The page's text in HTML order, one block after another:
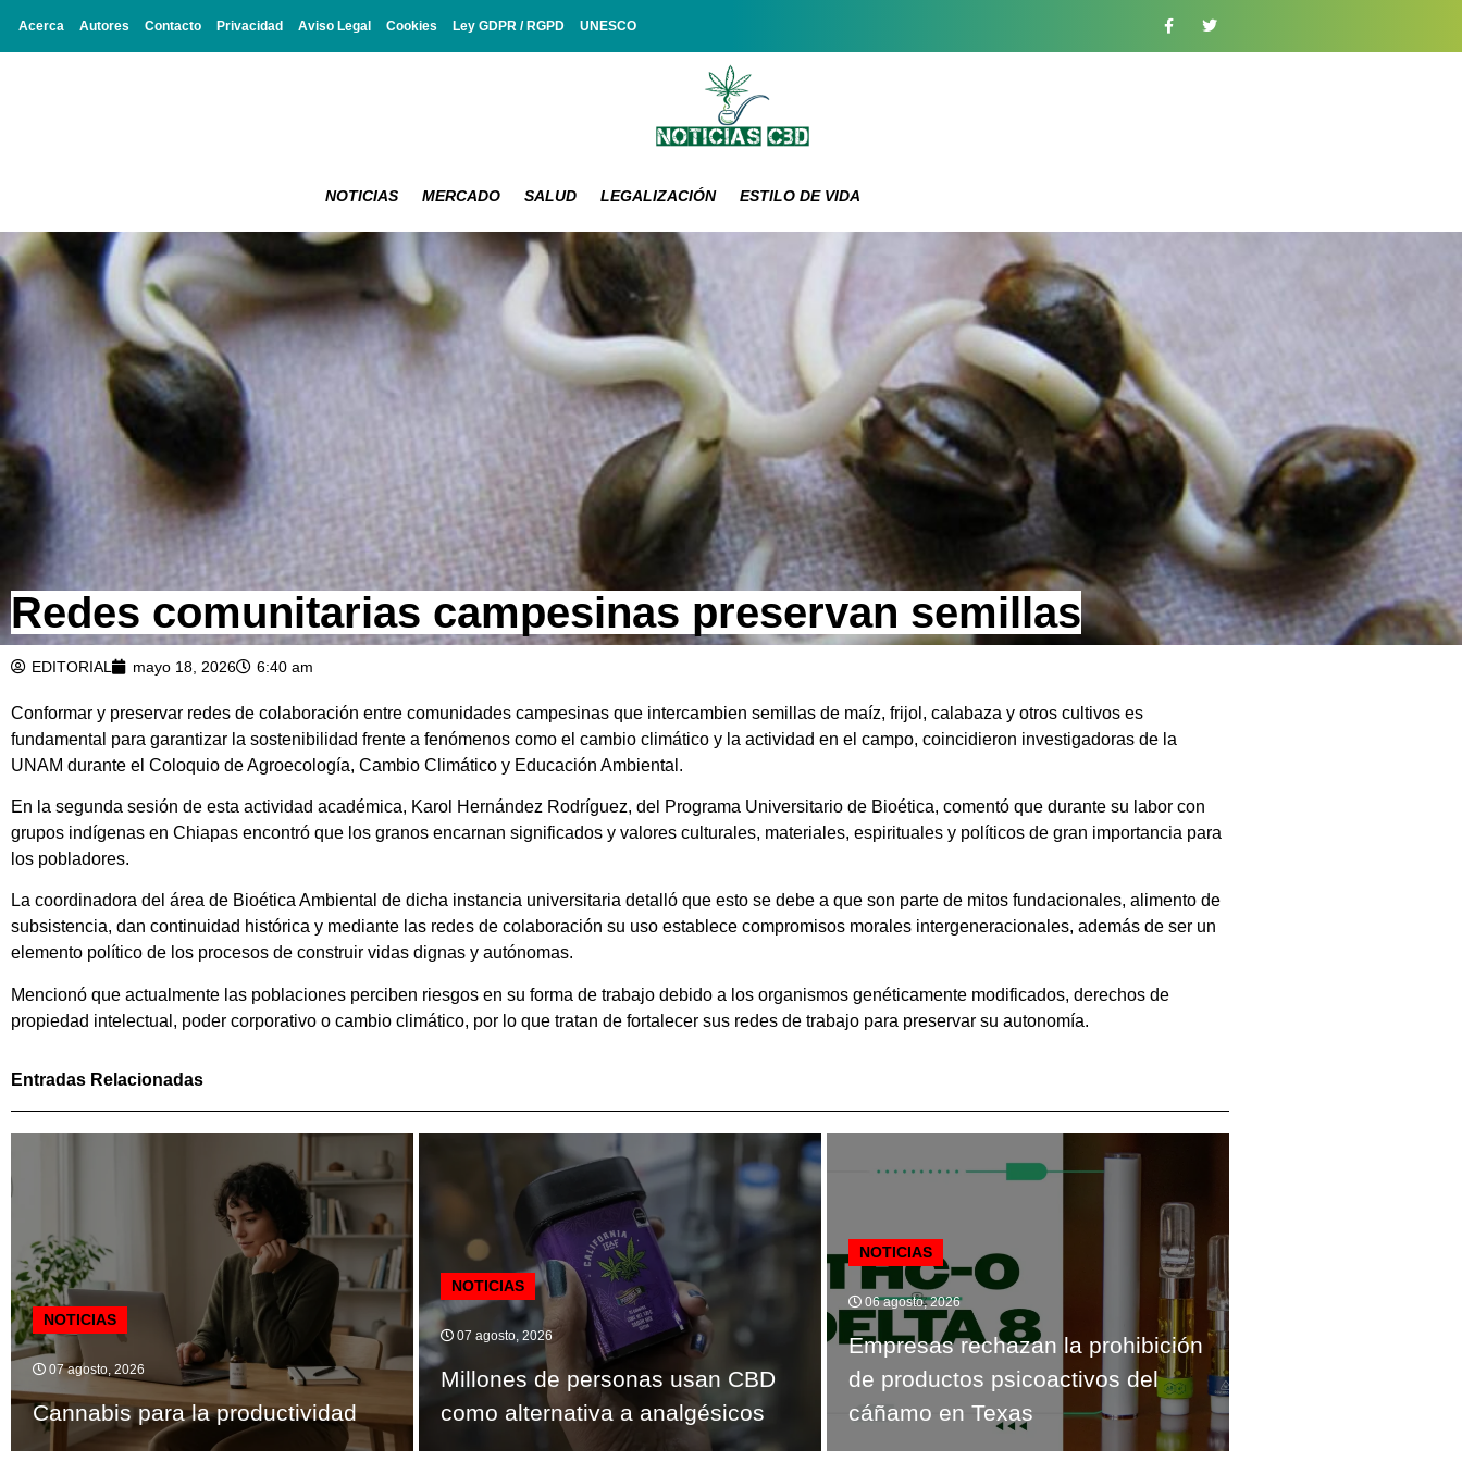
Acerca Autores Contacto Privacidad Aviso Legal Cookies Ley GDPR / RGPD UNESCO
NOTICIAS MERCADO SALUD LEGALIZACIÓN ESTILO DE VIDA
Redes comunitarias campesinas preservan semillas
EDITORIAL mayo 18, 2026 6:40 am
Conformar y preservar redes de colaboración entre comunidades campesinas que intercambien semillas de maíz, frijol, calabaza y otros cultivos es
fundamental para garantizar la sostenibilidad frente a fenómenos como el cambio climático y la actividad en el campo, coincidieron investigadoras de la
UNAM durante el Coloquio de Agroecología, Cambio Climático y Educación Ambiental.
En la segunda sesión de esta actividad académica, Karol Hernández Rodríguez, del Programa Universitario de Bioética, comentó que durante su labor con
grupos indígenas en Chiapas encontró que los granos encarnan significados y valores culturales, materiales, espirituales y políticos de gran importancia para
los pobladores.
La coordinadora del área de Bioética Ambiental de dicha instancia universitaria detalló que esto se debe a que son parte de mitos fundacionales, alimento de
subsistencia, dan continuidad histórica y mediante las redes de colaboración su uso establece compromisos morales intergeneracionales, además de ser un
elemento político de los procesos de construir vidas dignas y autónomas.
Mencionó que actualmente las poblaciones perciben riesgos en su forma de trabajo debido a los organismos genéticamente modificados, derechos de
propiedad intelectual, poder corporativo o cambio climático, por lo que tratan de fortalecer sus redes de trabajo para preservar su autonomía.
Entradas Relacionadas
NOTICIAS
07 agosto, 2026
Cannabis para la productividad
NOTICIAS
07 agosto, 2026
Millones de personas usan CBD
como alternativa a analgésicos
NOTICIAS
06 agosto, 2026
Empresas rechazan la prohibición
de productos psicoactivos del
cáñamo en Texas